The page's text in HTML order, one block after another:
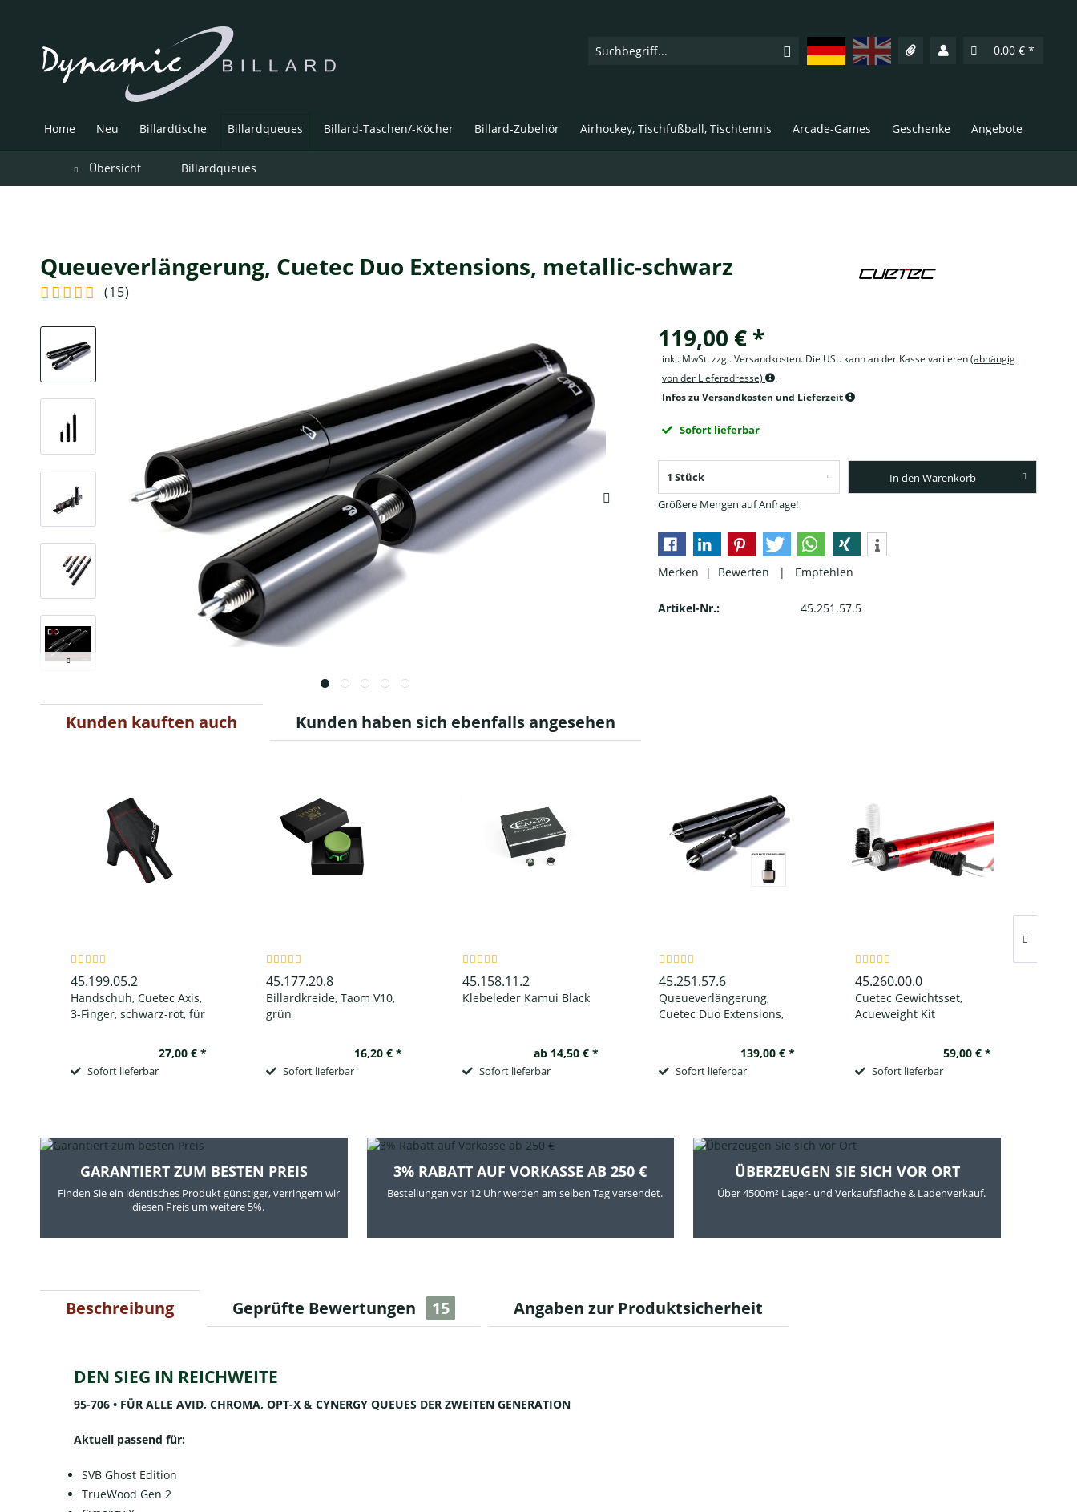
DeutschEnglish 0,00 € *
Home Neu Billardtische Billardqueues Billard-Taschen/-Köcher Billard-Zubehör Airhockey, Tischfußball, Tischtennis Arcade-Games Geschenke Angebote
Übersicht Billardqueues
Queueverlängerung, Cuetec Duo Extensions, metallic-schwarz
(15)
119,00 € *
inkl. MwSt. zzgl. Versandkosten. Die USt. kann an der Kasse variieren(abhängig
von der Lieferadresse)
.
Infos zu Versandkosten und Lieferzeit
Sofort lieferbar
Größere Mengen auf Anfrage!
In den Warenkorb
Merken | Bewerten | Empfehlen
Artikel-Nr.: 45.251.57.5
Kunden kauften auch Kunden haben sich ebenfalls angesehen
45.199.05.2
Handschuh, Cuetec Axis,
3-Finger, schwarz-rot, für
27,00 € *
Sofort lieferbar
45.177.20.8
Billardkreide, Taom V10,
grün
16,20 € *
Sofort lieferbar
45.158.11.2
Klebeleder Kamui Black
ab 14,50 € *
Sofort lieferbar
45.251.57.6
Queueverlängerung,
Cuetec Duo Extensions,
139,00 € *
Sofort lieferbar
45.260.00.0
Cuetec Gewichtsset,
Acueweight Kit
59,00 € *
Sofort lieferbar
GARANTIERT ZUM BESTEN PREIS
Finden Sie ein identisches Produkt günstiger, verringern wir
diesen Preis um weitere 5%.
3% RABATT AUF VORKASSE AB 250 €
Bestellungen vor 12 Uhr werden am selben Tag versendet.
ÜBERZEUGEN SIE SICH VOR ORT
Über 4500m² Lager- und Verkaufsfläche & Ladenverkauf.
Beschreibung Geprüfte Bewertungen 15 Angaben zur Produktsicherheit
DEN SIEG IN REICHWEITE
95-706 • FÜR ALLE AVID, CHROMA, OPT-X & CYNERGY QUEUES DER ZWEITEN GENERATION
Aktuell passend für:
SVB Ghost Edition
TrueWood Gen 2